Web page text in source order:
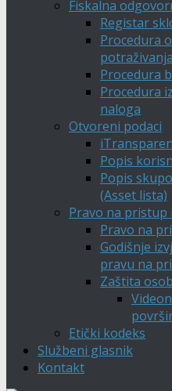
Fiskalna
Registar
Procedura
potraživanja
Procedura
Procedura
naloga
Otvoreni podaci
Popis
Popis
(Asset lista)
Pravo na pristup
Pravo na
Godišnje
pravu na
Zaštita
Etički kodeks
Službeni glasnik
Kontakt